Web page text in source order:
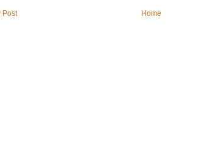
Post Home